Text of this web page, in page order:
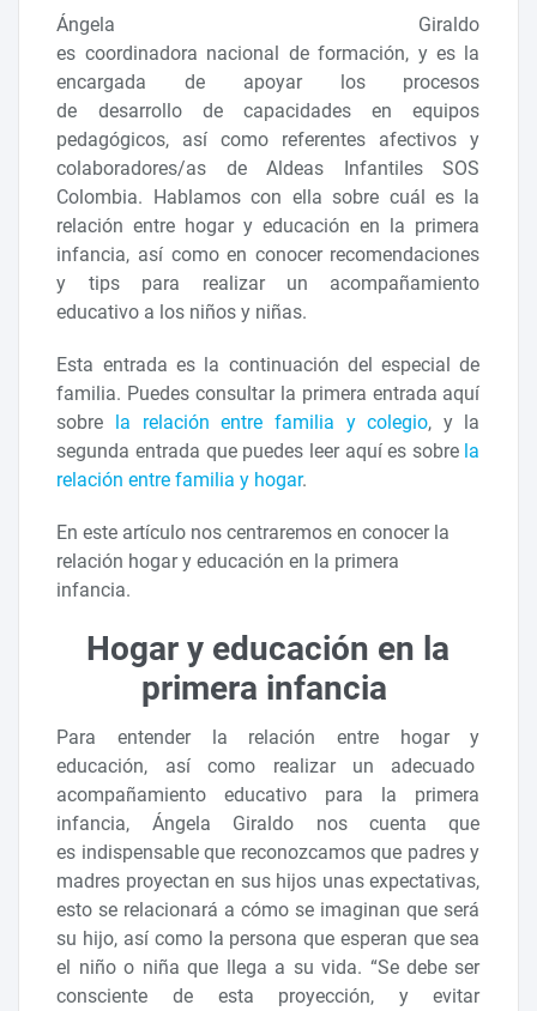
Ángela Giraldo
es coordinadora nacional de formación, y es la
encargada de apoyar los procesos
de desarrollo de capacidades en equipos
pedagógicos, así como referentes afectivos y
colaboradores/as de Aldeas Infantiles SOS
Colombia. Hablamos con ella sobre cuál es la
relación entre hogar y educación en la primera
infancia, así como en conocer recomendaciones
y tips para realizar un acompañamiento
educativo a los niños y niñas.
Esta entrada es la continuación del especial de
familia. Puedes consultar la primera entrada aquí
sobre la relación entre familia y colegio, y la
segunda entrada que puedes leer aquí es sobre la
relación entre familia y hogar.
En este artículo nos centraremos en conocer la
relación hogar y educación en la primera
infancia.
Hogar y educación en la
primera infancia
Para entender la relación entre hogar y
educación, así como realizar un adecuado
acompañamiento educativo para la primera
infancia, Ángela Giraldo nos cuenta que
es indispensable que reconozcamos que padres y
madres proyectan en sus hijos unas expectativas,
esto se relacionará a cómo se imaginan que será
su hijo, así como la persona que esperan que sea
el niño o niña que llega a su vida. “Se debe ser
consciente de esta proyección, y evitar